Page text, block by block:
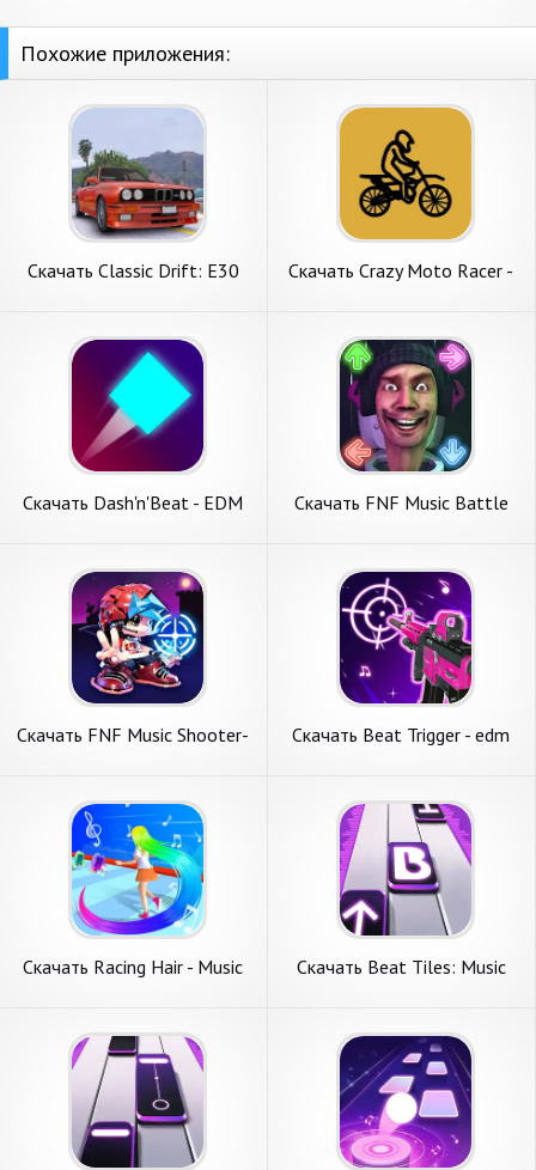
Похожие приложения:
Скачать Classic Drift: E30
на Андроид
Скачать Crazy Moto Racer -
Андроид
Скачать Dash'n'Beat - EDM
Скачать FNF Music Battle
Скачать FNF Music Shooter-
на Андроид
Скачать Beat Trigger - edm
Скачать Racing Hair - Music
на Андроид
Скачать Beat Tiles: Music